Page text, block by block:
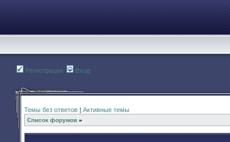
Регистрация Вход
Темы без ответов | Активные темы
Список форумов »